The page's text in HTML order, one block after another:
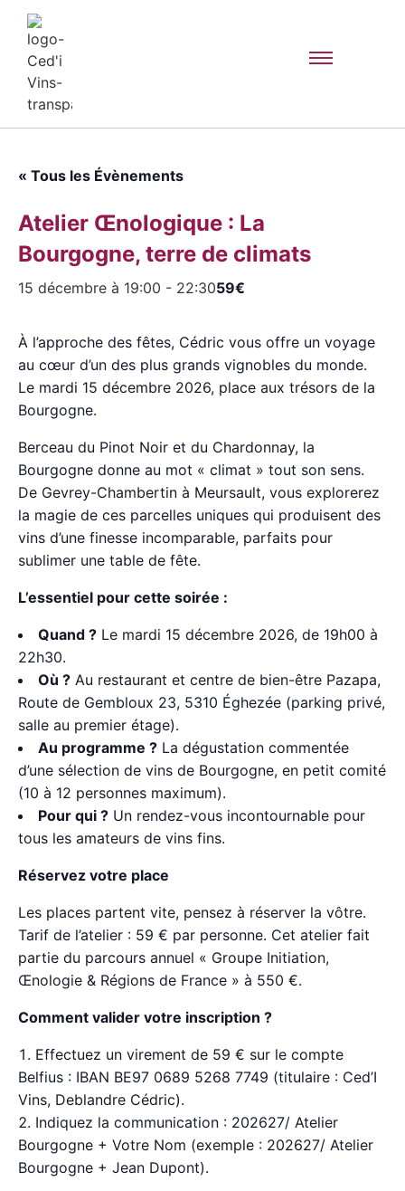
« Tous les Évènements
Atelier Œnologique : La
Bourgogne, terre de climats
15 décembre à 19:00 - 22:3059€
À l’approche des fêtes, Cédric vous offre un voyage
au cœur d’un des plus grands vignobles du monde.
Le mardi 15 décembre 2026, place aux trésors de la
Bourgogne.
Berceau du Pinot Noir et du Chardonnay, la
Bourgogne donne au mot « climat » tout son sens.
De Gevrey-Chambertin à Meursault, vous explorerez
la magie de ces parcelles uniques qui produisent des
vins d’une finesse incomparable, parfaits pour
sublimer une table de fête.
L’essentiel pour cette soirée :
Quand ? Le mardi 15 décembre 2026, de 19h00 à
22h30.
Où ? Au restaurant et centre de bien-être Pazapa,
Route de Gembloux 23, 5310 Éghezée (parking privé,
salle au premier étage).
Au programme ? La dégustation commentée
d’une sélection de vins de Bourgogne, en petit comité
(10 à 12 personnes maximum).
Pour qui ? Un rendez-vous incontournable pour
tous les amateurs de vins fins.
Réservez votre place
Les places partent vite, pensez à réserver la vôtre.
Tarif de l’atelier : 59 € par personne. Cet atelier fait
partie du parcours annuel « Groupe Initiation,
Œnologie & Régions de France » à 550 €.
Comment valider votre inscription ?
Effectuez un virement de 59 € sur le compte
Belfius : IBAN BE97 0689 5268 7749 (titulaire : Ced’I
Vins, Deblandre Cédric).
Indiquez la communication : 202627/ Atelier
Bourgogne + Votre Nom (exemple : 202627/ Atelier
Bourgogne + Jean Dupont).